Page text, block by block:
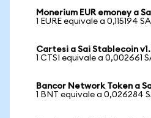
Monerium EUR emoney a
1 EURE equivale a 0,115194 SAI
Cartesi a Sai Stablecoin
1 CTSI equivale a 0,002661
Bancor Network Token a
1 BNT equivale a 0,026284